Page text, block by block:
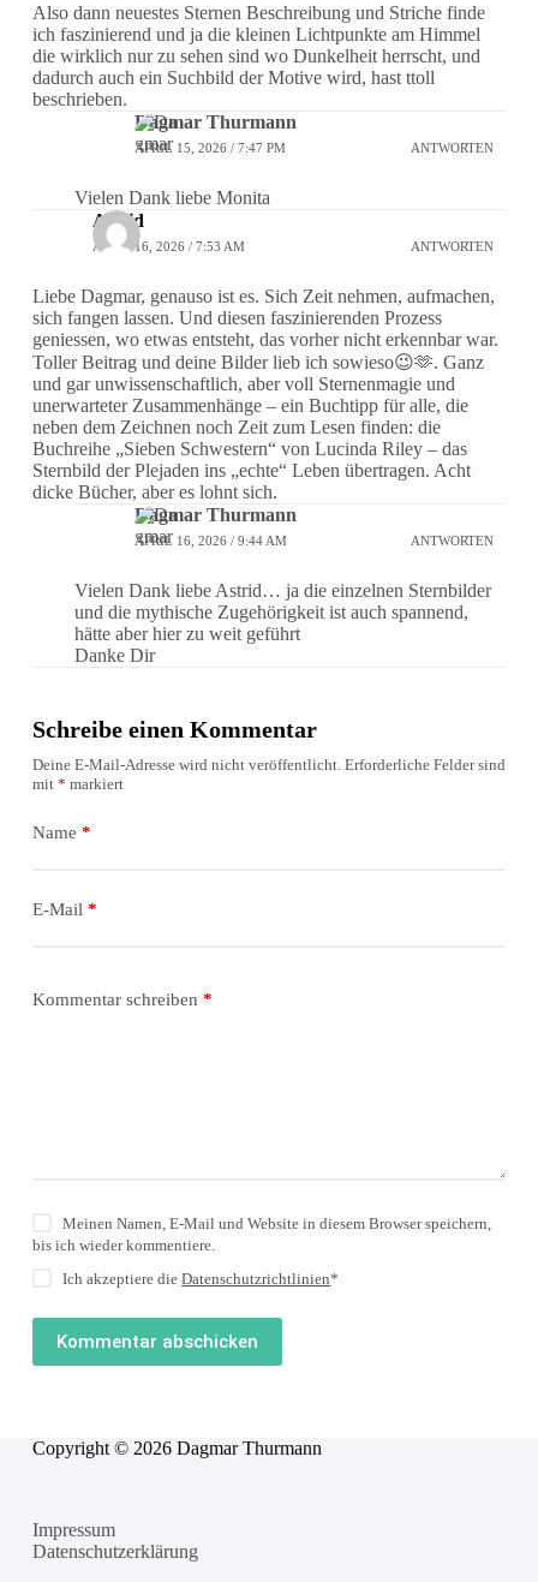
Ich verwende frische Cookies, um sicherzustellen, dass ich dir das
beste Erlebnis auf meiner Website bieten kann.
Also dann neuestes Sternen Beschreibung und Striche finde
ich faszinierend und ja die kleinen Lichtpunkte am Himmel
die wirklich nur zu sehen sind wo Dunkelheit herrscht, und
dadurch auch ein Suchbild der Motive wird, hast ttoll
beschrieben.
Dagmar Thurmann
APRIL 15, 2026 / 7:47 PM ANTWORTEN
Vielen Dank liebe Monita
Astrid
APRIL 16, 2026 / 7:53 AM ANTWORTEN
Liebe Dagmar, genauso ist es. Sich Zeit nehmen, aufmachen,
sich fangen lassen. Und diesen faszinierenden Prozess
geniessen, wo etwas entsteht, das vorher nicht erkennbar war.
Toller Beitrag und deine Bilder lieb ich sowieso😉🫶. Ganz
und gar unwissenschaftlich, aber voll Sternenmagie und
unerwarteter Zusammenhänge – ein Buchtipp für alle, die
neben dem Zeichnen noch Zeit zum Lesen finden: die
Buchreihe „Sieben Schwestern“ von Lucinda Riley – das
Sternbild der Plejaden ins „echte“ Leben übertragen. Acht
dicke Bücher, aber es lohnt sich.
Dagmar Thurmann
APRIL 16, 2026 / 9:44 AM ANTWORTEN
Vielen Dank liebe Astrid… ja die einzelnen Sternbilder
und die mythische Zugehörigkeit ist auch spannend,
hätte aber hier zu weit geführt
Danke Dir
Schreibe einen Kommentar
Deine E-Mail-Adresse wird nicht veröffentlicht. Erforderliche Felder sind
mit * markiert
Name *
E-Mail *
Kommentar schreiben *
Meinen Namen, E-Mail und Website in diesem Browser speichern,
bis ich wieder kommentiere.
Ich akzeptiere dieDatenschutzrichtlinien*
Kommentar abschicken
Copyright © 2026 Dagmar Thurmann
Impressum
Datenschutzerklärung